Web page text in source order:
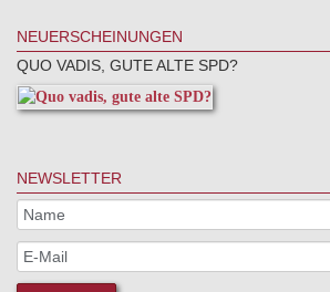
NEUERSCHEINUNGEN
QUO VADIS, GUTE ALTE SPD?
NEWSLETTER